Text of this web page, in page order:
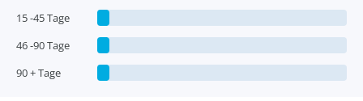
15 -45 Tage
46 -90 Tage
90 + Tage